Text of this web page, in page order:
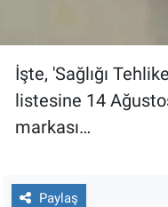
İşte, 'Sağlığı
listesine 14
markası…
Paylaş